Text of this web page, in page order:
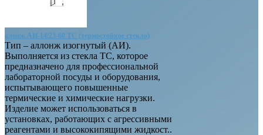
алонж АИ-14/23-60 ТС (термостойкое стекло)
Тип – аллонж изогнутый (АИ).
Выполняется из стекла ТС, которое
предназначено для профессиональной
лабораторной посуды и оборудования,
испытывающего повышенные
термические и химические нагрузки.
Изделие может использоваться в
установках, работающих с агрессивными
реагентами и высококипящими жидкост..